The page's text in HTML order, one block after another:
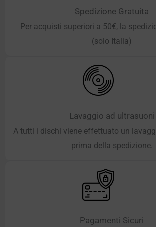
Spedizione Gratuita
Per acquisti superiori a 50€, la
(solo Italia)
Lavaggio ad ultrasuoni
A tutti i dischi viene effettuato un
prima della spedizione.
Pagamenti Sicuri